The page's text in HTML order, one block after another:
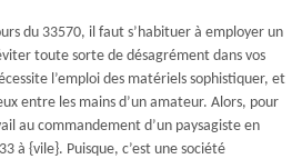
du 33570, il faut s’habituer à employer un
toute sorte de désagrément dans vos
l’emploi des matériels sophistiquer, et
entre les mains d’un amateur. Alors, pour
au commandement d’un paysagiste en
à {vile}. Puisque, c’est une société